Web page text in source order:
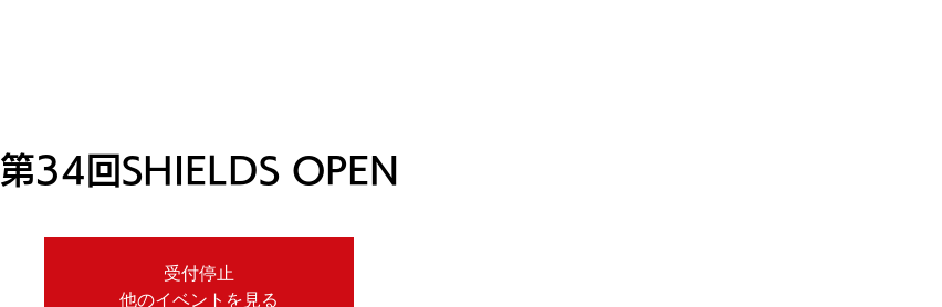
第34回SHIELDS OPEN
受付停止
他のイベントを見る